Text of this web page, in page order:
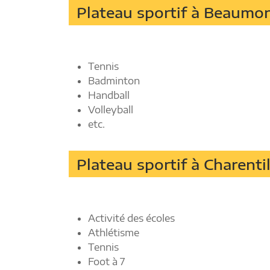
Plateau sportif à
Tennis
Badminton
Handball
Volleyball
etc.
Plateau sportif à
Activité des écoles
Athlétisme
Tennis
Foot à 7